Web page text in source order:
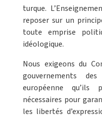
turque.
reposer sur un
toute emprise
idéologique.
Nous exigeons du
gouvernements
européenne qu’ils
nécessaires pour
les libertés